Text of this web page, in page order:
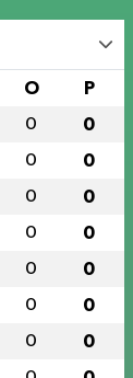
O P
0 0
0 0
0 0
0 0
0 0
0 0
0 0